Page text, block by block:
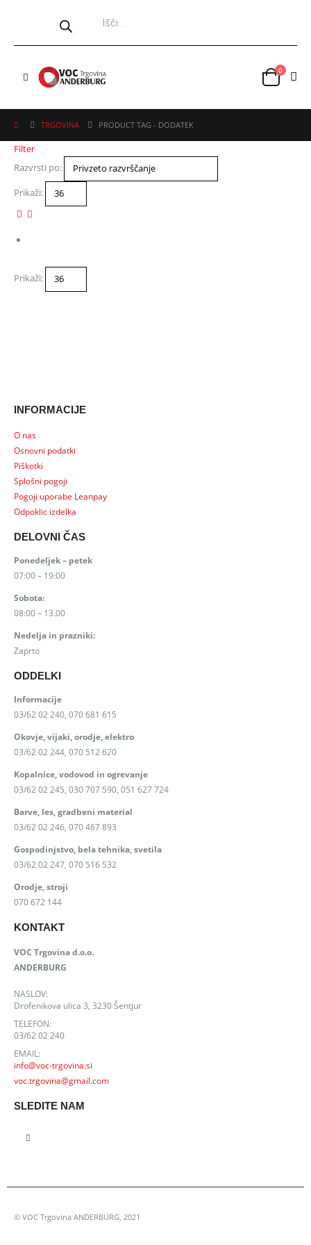
0
TRGOVINA PRODUCT TAG - DODATEK
Filter
Razvrsti po:
Prikaži:
Prikaži:
INFORMACIJE
O nas
Osnovni podatki
Piškotki
Splošni pogoji
Pogoji uporabe Leanpay
Odpoklic izdelka
DELOVNI ČAS
Ponedeljek – petek
07:00 – 19:00
Sobota:
08:00 – 13.00
Nedelja in prazniki:
Zaprto
ODDELKI
Informacije
03/62 02 240, 070 681 615
Okovje, vijaki, orodje, elektro
03/62 02 244, 070 512 620
Kopalnice, vodovod in ogrevanje
03/62 02 245, 030 707 590, 051 627 724
Barve, les, gradbeni material
03/62 02 246, 070 467 893
Gospodinjstvo, bela tehnika, svetila
03/62 02 247, 070 516 532
Orodje, stroji
070 672 144
KONTAKT
VOC Trgovina d.o.o.
ANDERBURG
NASLOV:
Drofenikova ulica 3, 3230 Šentjur
TELEFON:
03/62 02 240
EMAIL:
info@voc-trgovina.si
voc.trgovina@gmail.com
SLEDITE NAM
© VOC Trgovina ANDERBURG, 2021